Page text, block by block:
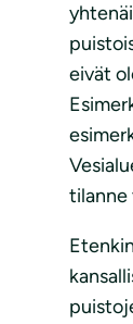
eivät
tilanne